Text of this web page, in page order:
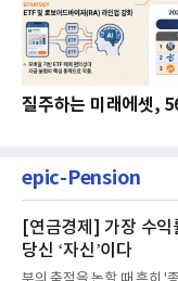
질주하는 미래에셋,
epic-Pension
[연금경제] 가장 수익
당신 ‘자신’이다